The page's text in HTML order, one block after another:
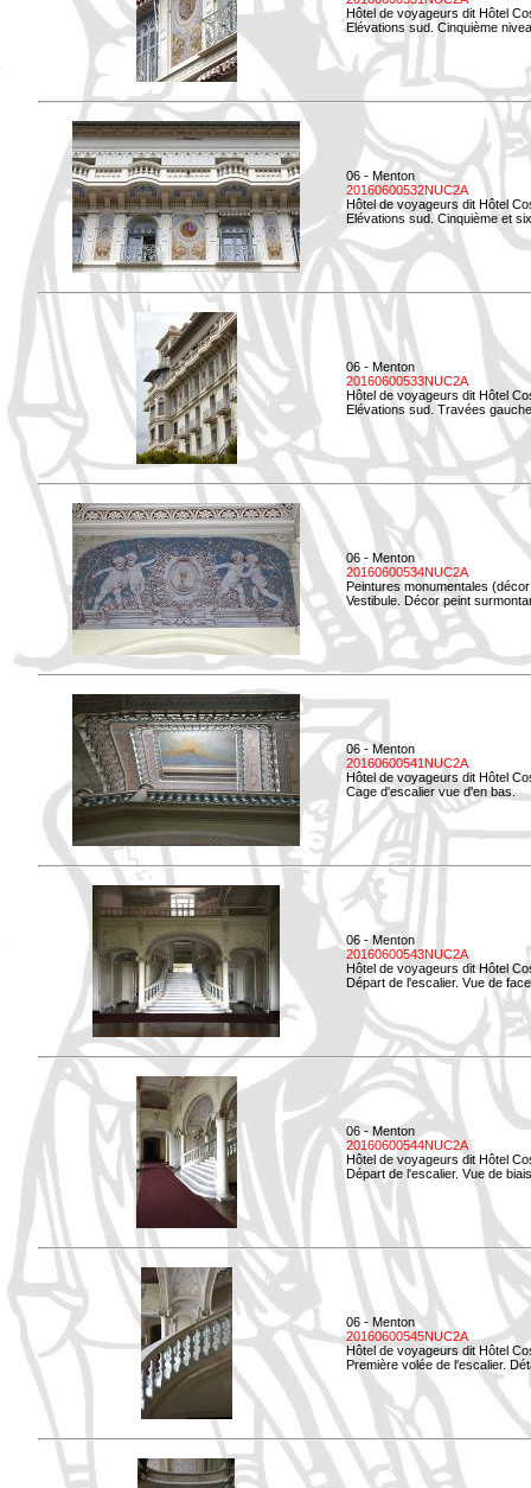
Hôtel de voyageurs dit Hôtel
Elévations sud. Cinquième
06 - Menton
20160600532NUC2A
Hôtel de voyageurs dit Hôtel
Elévations sud. Cinquième et
06 - Menton
20160600533NUC2A
Hôtel de voyageurs dit Hôtel
Elévations sud. Travées
06 - Menton
20160600534NUC2A
Peintures monumentales
Vestibule. Décor peint
06 - Menton
20160600541NUC2A
Hôtel de voyageurs dit Hôtel
Cage d'escalier vue d'en bas.
06 - Menton
20160600543NUC2A
Hôtel de voyageurs dit Hôtel
Départ de l'escalier. Vue de
06 - Menton
20160600544NUC2A
Hôtel de voyageurs dit Hôtel
Départ de l'escalier. Vue de
06 - Menton
20160600545NUC2A
Hôtel de voyageurs dit Hôtel
Première volée de l'escalier.